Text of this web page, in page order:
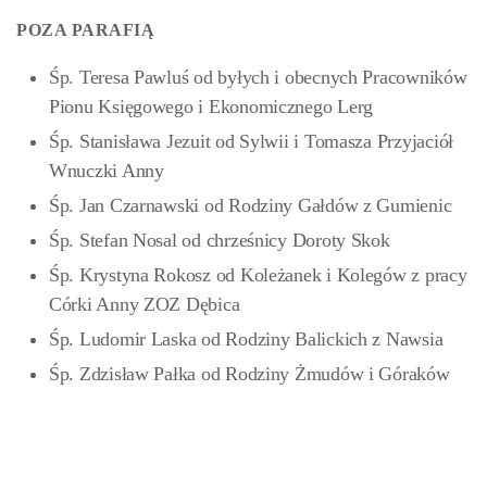
POZA PARAFIĄ
Śp. Teresa Pawluś od byłych i obecnych Pracowników
Pionu Księgowego i Ekonomicznego Lerg
Śp. Stanisława Jezuit od Sylwii i Tomasza Przyjaciół
Wnuczki Anny
Śp. Jan Czarnawski od Rodziny Gałdów z Gumienic
Śp. Stefan Nosal od chrześnicy Doroty Skok
Śp. Krystyna Rokosz od Koleżanek i Kolegów z pracy
Córki Anny ZOZ Dębica
Śp. Ludomir Laska od Rodziny Balickich z Nawsia
Śp. Zdzisław Pałka od Rodziny Żmudów i Góraków